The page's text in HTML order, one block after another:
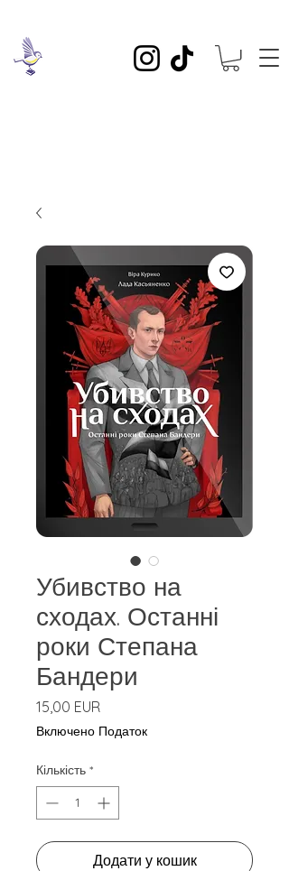
Убивство на
сходах. Останні
роки Степана
Бандери
15,00 EURЦіна
Включено Податок
Кількість *
Додати у кошик